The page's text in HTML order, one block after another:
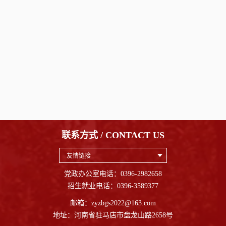
联系方式 / CONTACT US
友情链接
党政办公室电话：0396-2982658
招生就业电话：0396-3589377
邮箱：zyzbgs2022@163.com
地址：河南省驻马店市盘龙山路2658号